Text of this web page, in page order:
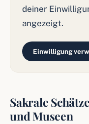
deiner
angezeigt.
Einwilligung
Sakrale
und Museen